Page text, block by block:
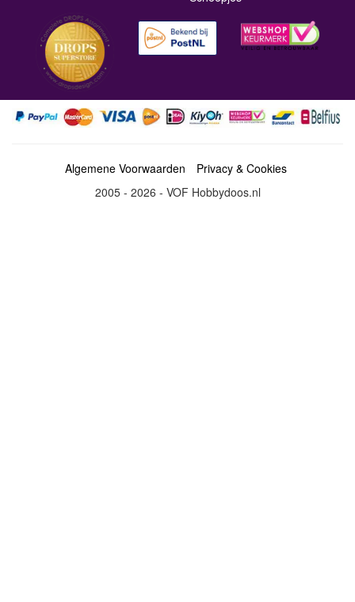
Algemene Voorwaarden
Privacy & Cookies
2005 - 2026 - VOF Hobbydoos.nl